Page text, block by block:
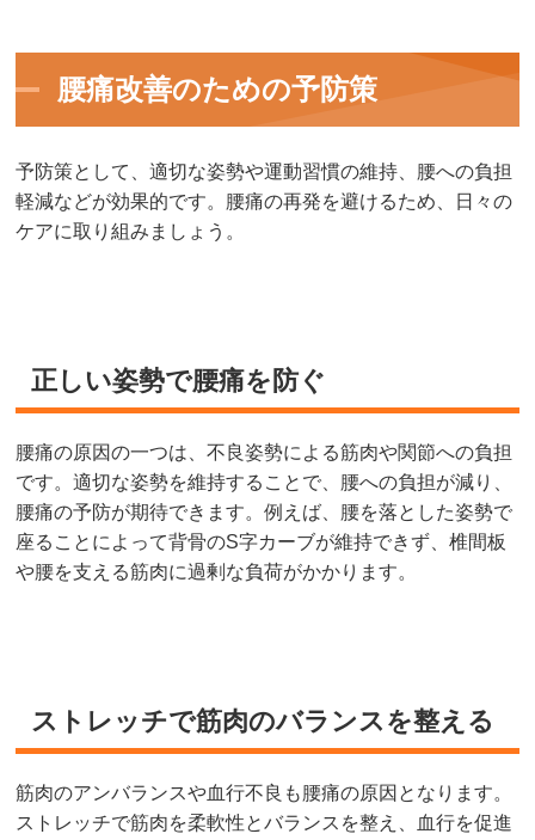
腰痛改善のための予防策
予防策として、適切な姿勢や運動習慣の維持、腰への負担
軽減などが効果的です。腰痛の再発を避けるため、日々の
ケアに取り組みましょう。
正しい姿勢で腰痛を防ぐ
腰痛の原因の一つは、不良姿勢による筋肉や関節への負担
です。適切な姿勢を維持することで、腰への負担が減り、
腰痛の予防が期待できます。例えば、腰を落とした姿勢で
座ることによって背骨のS字カーブが維持できず、椎間板
や腰を支える筋肉に過剰な負荷がかかります。
ストレッチで筋肉のバランスを整える
筋肉のアンバランスや血行不良も腰痛の原因となります。
ストレッチで筋肉を柔軟性とバランスを整え、血行を促進